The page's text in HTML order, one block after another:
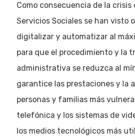
Como consecuencia de la crisis
Servicios Sociales se han visto
digitalizar y automatizar al
para que el procedimiento y la
administrativa se reduzca al
garantice las prestaciones y la
personas y familias más
telefónica y los sistemas de
los medios tecnológicos más